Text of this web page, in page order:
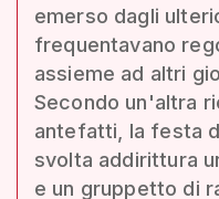
emerso dagli
frequentavano
assieme ad altri
Secondo un'altra
antefatti, la festa
svolta addirittura
e un gruppetto di